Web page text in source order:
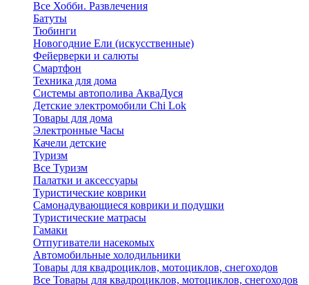
Все Хобби. Развлечения
Батуты
Тюбинги
Новогодние Ели (искусственные)
Фейерверки и салюты
Смартфон
Техника для дома
Системы автополива АкваДуся
Детские электромобили Chi Lok
Товары для дома
Электронные Часы
Качели детские
Туризм
Все Туризм
Палатки и аксессуары
Туристические коврики
Самонадувающиеся коврики и подушки
Туристические матрасы
Гамаки
Отпугиватели насекомых
Автомобильные холодильники
Товары для квадроциклов, мотоциклов, снегоходов
Все Товары для квадроциклов, мотоциклов, снегоходов